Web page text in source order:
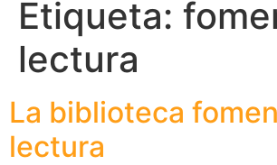
Etiqueta:
lectura
La biblioteca
lectura